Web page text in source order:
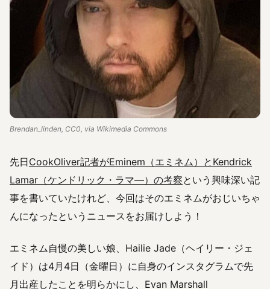
Brendan_linden, CC0, via Wikimedia Commons
先日CookOliver記者がEminem（エミネム）とKendrick
Lamar（ケンドリック・ラマ―）の考察という興味深い記
事を書いていたけれど、今回はそのエミネムがおじいちゃ
んになったというニュースをお届けしよう！
エミネム自慢の美しい娘、Hailie Jade（ヘイリー・ジェ
イド）は4月4日（金曜日）に自身のインスタグラムで先
月出産したことを明らかにし、Evan Marshall